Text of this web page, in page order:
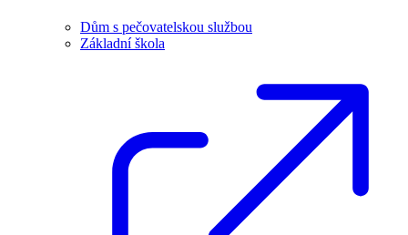
Dům s pečovatelskou službou
Základní škola